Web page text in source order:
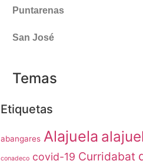
Puntarenas
San José
Temas
Etiquetas
abangares Alajuela
conadeco covid-19 Curridabat